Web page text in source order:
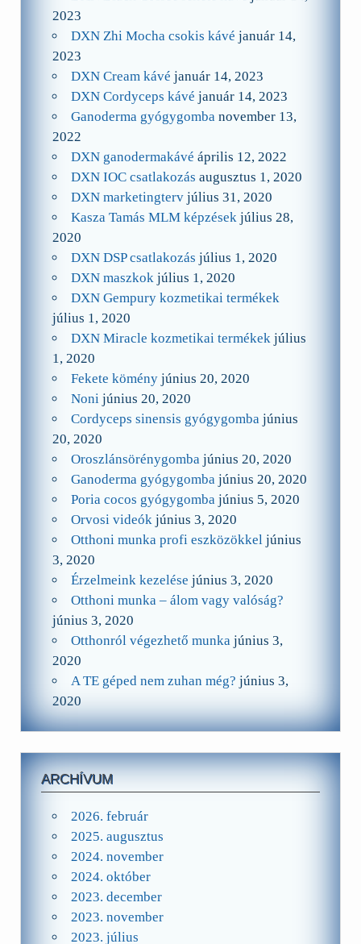
2023
DXN Zhi Mocha csokis kávé január 14,
2023
DXN Cream kávé január 14, 2023
DXN Cordyceps kávé január 14, 2023
Ganoderma gyógygomba november 13,
2022
DXN ganodermakávé április 12, 2022
DXN IOC csatlakozás augusztus 1, 2020
DXN marketingterv július 31, 2020
Kasza Tamás MLM képzések július 28,
2020
DXN DSP csatlakozás július 1, 2020
DXN maszkok július 1, 2020
DXN Gempury kozmetikai termékek
július 1, 2020
DXN Miracle kozmetikai termékek július
1, 2020
Fekete kömény június 20, 2020
Noni június 20, 2020
Cordyceps sinensis gyógygomba június
20, 2020
Oroszlánsörénygomba június 20, 2020
Ganoderma gyógygomba június 20, 2020
Poria cocos gyógygomba június 5, 2020
Orvosi videók június 3, 2020
Otthoni munka profi eszközökkel június
3, 2020
Érzelmeink kezelése június 3, 2020
Otthoni munka – álom vagy valóság?
június 3, 2020
Otthonról végezhető munka június 3,
2020
A TE géped nem zuhan még? június 3,
2020
ARCHÍVUM
2026. február
2025. augusztus
2024. november
2024. október
2023. december
2023. november
2023. július